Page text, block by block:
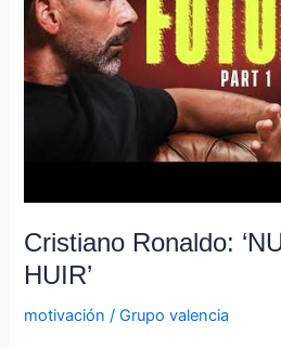
Cristiano Ronaldo:
HUIR’
motivación /Grupo valencia
HUIR’